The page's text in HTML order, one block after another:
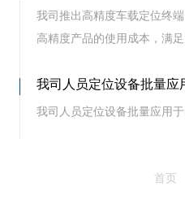
我司推出高精度车载定位终
高精度产品的使用成本，满
我司人员定位设备批量
我司人员定位设备批量应用
首页